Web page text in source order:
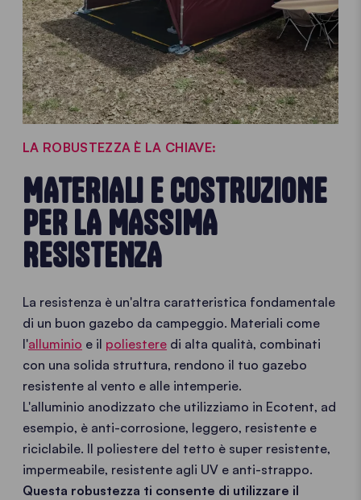
LA ROBUSTEZZA È LA CHIAVE:
MATERIALI E COSTRUZIONE
PER LA MASSIMA
RESISTENZA
La resistenza è un'altra caratteristica fondamentale
di un buon gazebo da campeggio. Materiali come
l'alluminio e il poliestere di alta qualità, combinati
con una solida struttura, rendono il tuo gazebo
resistente al vento e alle intemperie.
L'alluminio anodizzato che utilizziamo in Ecotent, ad
esempio, è anti-corrosione, leggero, resistente e
riciclabile. Il poliestere del tetto è super resistente,
impermeabile, resistente agli UV e anti-strappo.
Questa robustezza ti consente di utilizzare il